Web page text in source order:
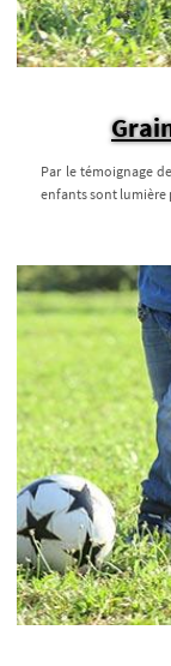
Par le témoignage
enfants sont lumière